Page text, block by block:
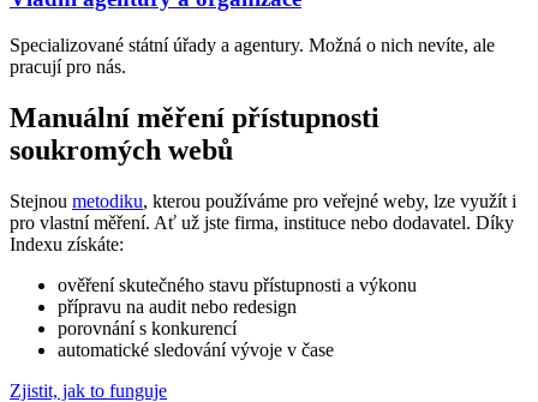
Specializované státní úřady a agentury. Možná o nich nevíte, ale
pracují pro nás.
Manuální měření přístupnosti
soukromých webů
Stejnou metodiku, kterou používáme pro veřejné weby, lze využít i
pro vlastní měření. Ať už jste firma, instituce nebo dodavatel. Díky
Indexu získáte:
ověření skutečného stavu přístupnosti a výkonu
přípravu na audit nebo redesign
porovnání s konkurencí
automatické sledování vývoje v čase
Zjistit, jak to funguje